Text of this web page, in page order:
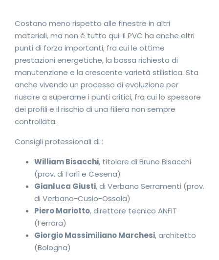
Costano meno rispetto alle finestre in altri
materiali, ma non è tutto qui. Il PVC ha anche altri
punti di forza importanti, fra cui le ottime
prestazioni energetiche, la bassa richiesta di
manutenzione e la crescente varietà stilistica. Sta
anche vivendo un processo di evoluzione per
riuscire a superarne i punti critici, fra cui lo spessore
dei profili e il rischio di una filiera non sempre
controllata.
Consigli professionali di :
William Bisacchi, titolare di Bruno Bisacchi
(prov. di Forlì e Cesena)
Gianluca Giusti, di Verbano Serramenti (prov.
di Verbano-Cusio-Ossola)
Piero Mariotto, direttore tecnico ANFIT
(Ferrara)
Giorgio Massimiliano Marchesi, architetto
(Bologna)